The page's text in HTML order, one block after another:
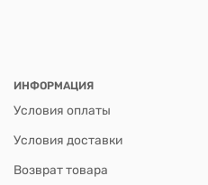
ИНФОРМАЦИЯ
Условия оплаты
Условия доставки
Возврат товара